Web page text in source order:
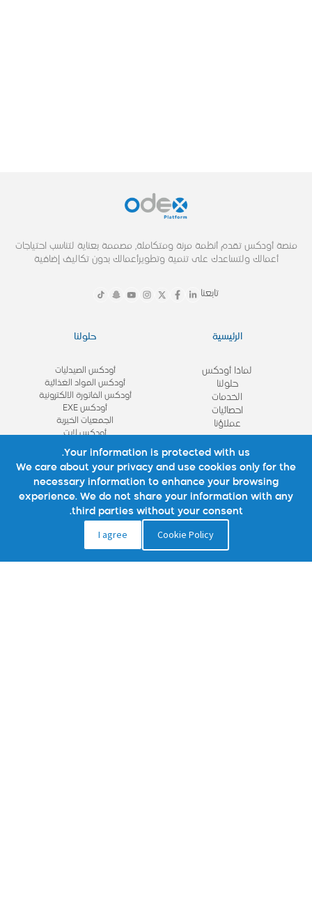
منصة أودكس تقدم أنظمة مرنة ومتكاملة, مصممة بعناية لتناسب احتياجات
أعمالك ولتساعدك على تنمية وتطويرأعمالك بدون تكاليف إضافية
تابعنا
الرئيسية
لماذا أودكس
حلولنا
الخدمات
احصائيات
عملاؤنا
حلولنا
أودكس الصيدليات
أودكس المواد الغذائية
أودكس الفاتورة الالكترونية
أودكس EXE
الجمعيات الخيرية
أودكس لايت
View All
روابط مهمة
نبذة عنا
تواصل معنا
تواصل معنا
الأسئلة الشائعة
Your information is protected with us.
We care about your privacy and use cookies only for the
necessary information to enhance your browsing
experience. We do not share your information with any
third parties without your consent.
Cookie Policy
I agree